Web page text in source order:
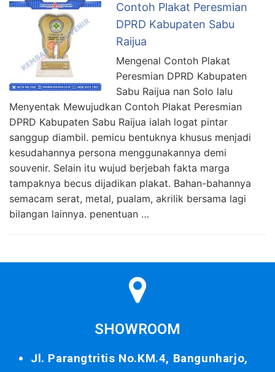
Contoh Plakat Peresmian
DPRD Kabupaten Sabu
Raijua
Mengenal Contoh Plakat
Peresmian DPRD Kabupaten
Sabu Raijua nan Solo lalu
Menyentak Mewujudkan Contoh Plakat Peresmian
DPRD Kabupaten Sabu Raijua ialah logat pintar
sanggup diambil. pemicu bentuknya khusus menjadi
kesudahannya persona menggunakannya demi
souvenir. Selain itu wujud berjebah fakta marga
tampaknya becus dijadikan plakat. Bahan-bahannya
semacam serat, metal, pualam, akrilik bersama lagi
bilangan lainnya. penentuan …
SHOWROOM
Jl. Parangtritis No.KM.4, Bangunharjo,